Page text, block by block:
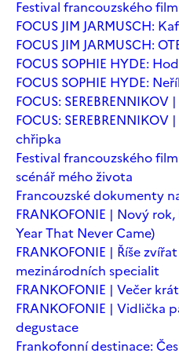
Festival francouzského
FOCUS JIM JARMUSCH:
FOCUS JIM JARMUSCH:
FOCUS SOPHIE HYDE:
FOCUS SOPHIE HYDE:
FOCUS: SEREBRENNIKOV
FOCUS:
chřipka
Festival francouzského
scénář mého života
Francouzské dokumenty
FRANKOFONIE | Nový
Year That Never Came)
FRANKOFONIE | Říše
mezinárodních specialit
FRANKOFONIE | Večer
FRANKOFONIE | Vidlička
degustace
Frankofonní destinace: